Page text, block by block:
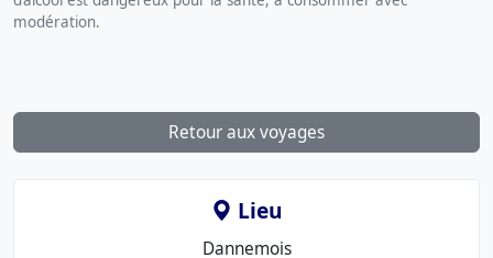
modération.
Retour aux voyages
Lieu
Le
Dannemois